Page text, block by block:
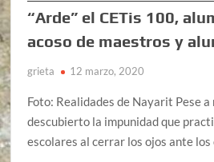
“Arde” el CETis 100,
acoso de maestros y
grieta 12 marzo, 2020
Foto: Realidades de Nayarit Pese
descubierto la impunidad que
escolares al cerrar los ojos ante